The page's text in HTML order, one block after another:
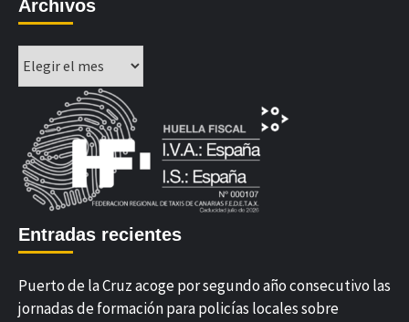
Archivos
Entradas recientes
Puerto de la Cruz acoge por segundo año consecutivo las
jornadas de formación para policías locales sobre